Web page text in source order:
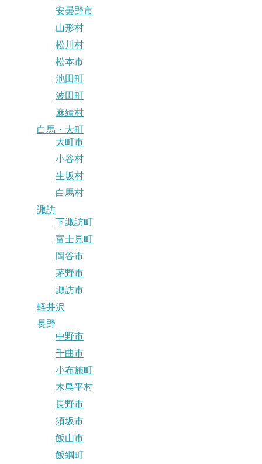
安曇野市
山形村
松川村
松本市
池田町
波田町
麻績村
白馬・大町
大町市
小谷村
生坂村
白馬村
諏訪
下諏訪町
富士見町
岡谷市
茅野市
諏訪市
軽井沢
長野
中野市
千曲市
小布施町
木島平村
長野市
須坂市
飯山市
飯綱町